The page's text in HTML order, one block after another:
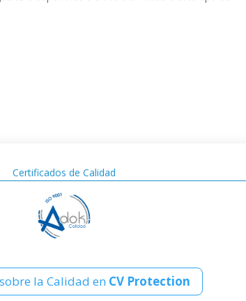
Certificados de Calidad
la Calidad en CV Protection